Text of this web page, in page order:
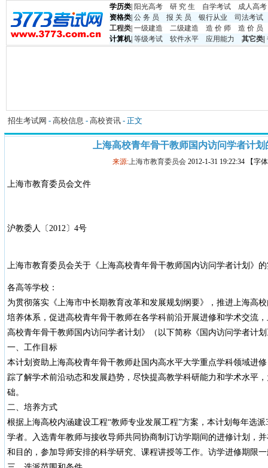
学历类 阳光高考 研 究 生 自学考试
成人高考
资格类 公 务 员 报 关 员 银行从业
司法考试
工程类 一级建造 二级建造 造 价 师
造 价 员
计算机| 等级考试 软件水平 应用能力 其它类
招生考试网 - 高校信息 - 高校资讯 - 正文
上海高校青年骨干教师国内访问学者计
来源:上海市教育委员会 2012-1-31 19:22:34 【字
上海市教育委员会文件
沪教委人〔2012〕4号
上海市教育委员会关于《上海高校青年骨干教师国内访问学者计划》
各高等学校：
为贯彻落实《上海市中长期教育改革和发展规划纲要》，推进上海高
培养体系，促进高校青年骨干教师在各学科前沿开展进修和学术交流
高校青年骨干教师国内访问学者计划》（以下简称《国内访问学者计
一、工作目标
本计划资助上海高校青年骨干教师赴国内高水平大学重点学科领域进
踪了解学术前沿动态和发展趋势，尽快提高教学科研能力和学术水平
础。
二、培养方式
根据上海高校内涵建设工程“教师专业发展工程”方案，本计划每年选
学者。入选青年教师与接收导师共同协商制订访学期间的进修计划，
和目的，参加导师安排的科学研究、课程讲授等工作。访学进修期限